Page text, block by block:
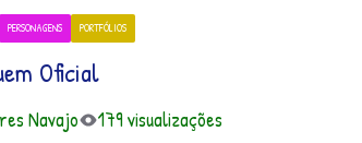
PERSONAGENS PORTFÓLIOS
Oficial
Navajo 179 visualizações